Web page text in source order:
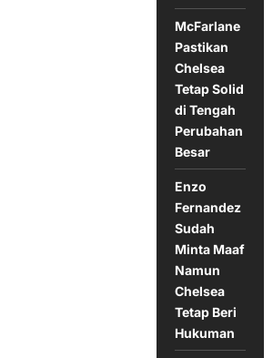
McFarlane
Pastikan
Chelsea
Tetap Solid
di Tengah
Perubahan
Besar
Enzo
Fernandez
Sudah
Minta Maaf
Namun
Chelsea
Tetap Beri
Hukuman